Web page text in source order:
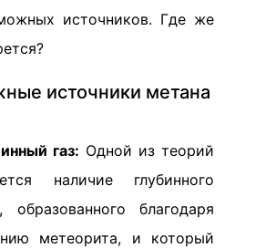
источников. Где же
источники метана
газ: Одной из теорий
наличие глубинного
образованного благодаря
метеорита, и который